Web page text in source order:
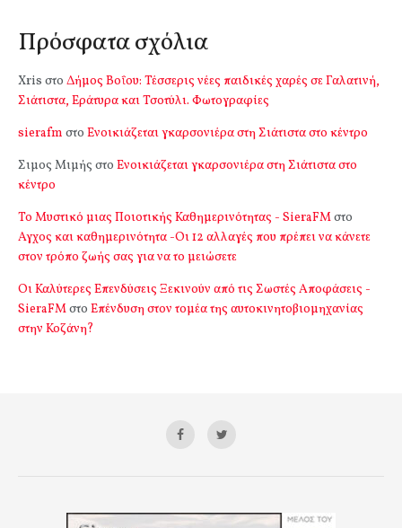
Πρόσφατα σχόλια
Xris στο Δήμος Βοΐου: Τέσσερις νέες παιδικές χαρές σε Γαλατινή,
Σιάτιστα, Εράτυρα και Τσοτύλι. Φωτογραφίες
sierafm στο Ενοικιάζεται γκαρσονιέρα στη Σιάτιστα στο κέντρο
Σιμος Μιμής στο Ενοικιάζεται γκαρσονιέρα στη Σιάτιστα στο
κέντρο
Το Μυστικό μιας Ποιοτικής Καθημερινότητας - SieraFMστο
Αγχος και καθημερινότητα -Οι 12 αλλαγές που πρέπει να κάνετε
στον τρόπο ζωής σας για να το μειώσετε
Οι Καλύτερες Επενδύσεις Ξεκινούν από τις Σωστές Αποφάσεις -
SieraFMστο Επένδυση στον τομέα της αυτοκινητοβιομηχανίας
στην Κοζάνη?